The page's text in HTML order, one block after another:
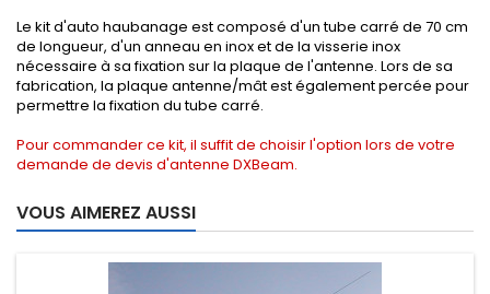
Le kit d'auto haubanage est composé d'un tube carré de 70 cm
de longueur, d'un anneau en inox et de la visserie inox
nécessaire à sa fixation sur la plaque de l'antenne. Lors de sa
fabrication, la plaque antenne/mât est également percée pour
permettre la fixation du tube carré.
Pour commander ce kit, il suffit de choisir l'option lors de votre
demande de devis d'antenne DXBeam.
VOUS AIMEREZ AUSSI